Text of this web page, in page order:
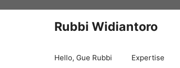
Rubbi Widiantoro
Hello, Gue Rubbi Expertise